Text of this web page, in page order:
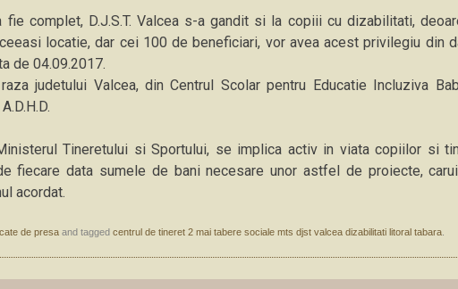
fie complet, D.J.S.T. Valcea s-a gandit si la copiii cu dizabilitati,
locatie, dar cei 100 de beneficiari, vor avea acest privilegiu din
de 04.09.2017.
judetului Valcea, din Centrul Scolar pentru Educatie Incluziva
Tineretului si Sportului, se implica activ in viata copiilor si
fiecare data sumele de bani necesare unor astfel de proiecte,
acordat.
de presa and tagged centrul de tineret 2 mai tabere sociale mts djst valcea dizabilitati litoral tabara